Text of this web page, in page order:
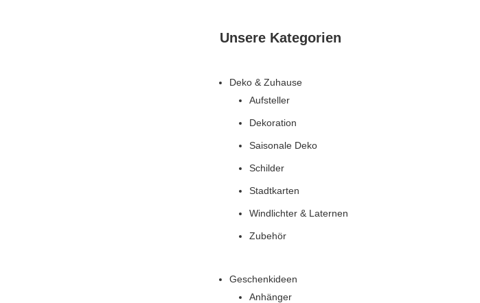
Unsere Kategorien
Deko & Zuhause
Aufsteller
Dekoration
Saisonale Deko
Schilder
Stadtkarten
Windlichter & Laternen
Zubehör
Geschenkideen
Anhänger